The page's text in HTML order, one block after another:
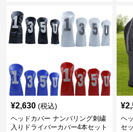
¥2,630 (税込)
ヘッドカバー ナンバリング刺繍
入りドライバーカバー4本セット
¥
ヘ
セ